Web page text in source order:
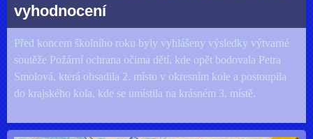
vyhodnocení
Před koncem školního roku byly vyhlášeny výsledky výtvarné
soutěže Požární ochrana očima dětí, kde opět bodovala Petra
Smolová, která obsadila 2. místo v okresním kole a postoupila
do krajského kola, kde se umístila na krásném 3. místě.